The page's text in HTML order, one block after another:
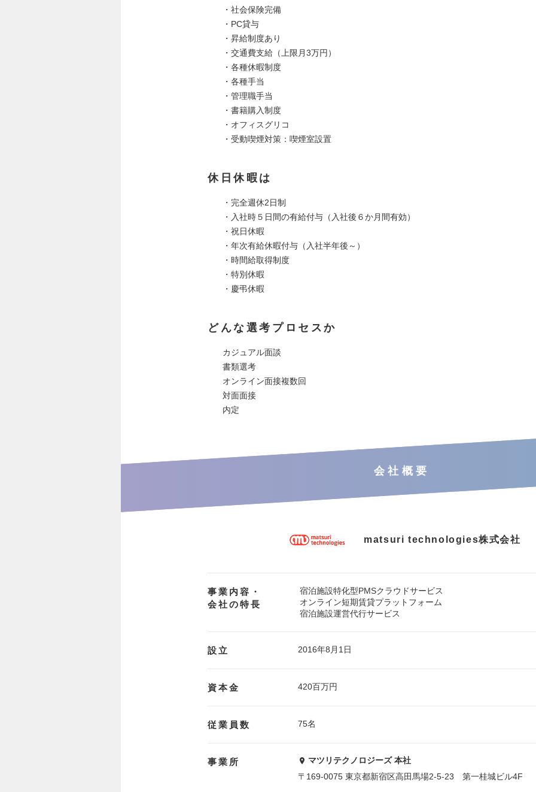
・社会保険完備
・PC貸与
・昇給制度あり
・交通費支給（上限月3万円）
・各種休暇制度
・各種手当
・管理職手当
・書籍購入制度
・オフィスグリコ
・受動喫煙対策：喫煙室設置
休日休暇は
・完全週休2日制
・入社時５日間の有給付与（入社後６か月間有効）
・祝日休暇
・年次有給休暇付与（入社半年後～）
・時間給取得制度
・特別休暇
・慶弔休暇
どんな選考プロセスか
カジュアル面談
書類選考
オンライン面接複数回
対面面接
内定
会社概要
matsuri technologies株式会社
事業内容・
会社の特長
宿泊施設特化型PMSクラウドサービス
オンライン短期賃貸プラットフォーム
宿泊施設運営代行サービス
設立 2016年8月1日
資本金 420百万円
従業員数 75名
事業所
マツリテクノロジーズ 本社
〒169-0075 東京都新宿区高田馬場2-5-23 第一桂城ビル4F